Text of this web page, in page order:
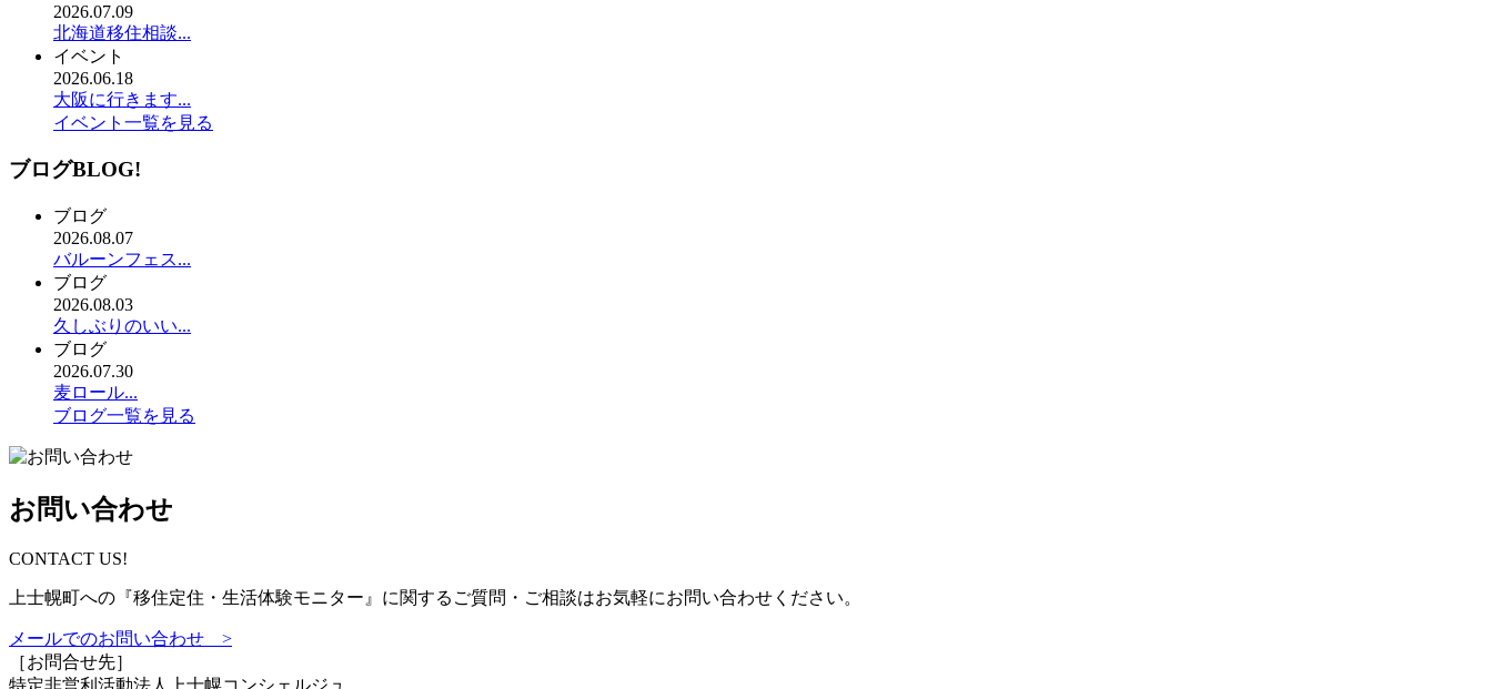
2026.07.09
北海道移住相談...
イベント
2026.06.18
大阪に行きます...
イベント一覧を見る
ブログBLOG!
ブログ
2026.08.07
バルーンフェス...
ブログ
2026.08.03
久しぶりのいい...
ブログ
2026.07.30
麦ロール...
ブログ一覧を見る
お問い合わせ
CONTACT US!
上士幌町への『移住定住・生活体験モニター』に関するご質問・ご相談はお気軽にお問い合わせください。
メールでのお問い合わせ >
［お問合せ先］
特定非営利活動法人
上士幌コンシェルジュ